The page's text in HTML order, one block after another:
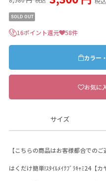
SOLD OUT
16ポイント還元 58件
カラー
お気に
サイズ
【こちらの商品はお客様都合での
はくだけ簡単!ｽﾀｲﾙﾒｲｸﾌﾞﾗｷｬﾐ24【カ